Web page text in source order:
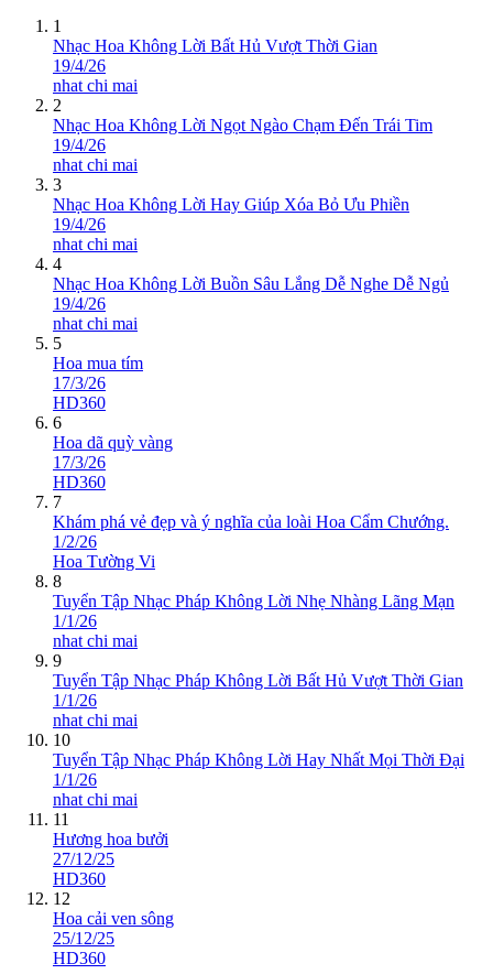
1
Nhạc Hoa Không Lời Bất Hủ Vượt Thời Gian
19/4/26
nhat chi mai
2
Nhạc Hoa Không Lời Ngọt Ngào Chạm Đến Trái Tim
19/4/26
nhat chi mai
3
Nhạc Hoa Không Lời Hay Giúp Xóa Bỏ Ưu Phiền
19/4/26
nhat chi mai
4
Nhạc Hoa Không Lời Buồn Sâu Lắng Dễ Nghe Dễ Ngủ
19/4/26
nhat chi mai
5
Hoa mua tím
17/3/26
HD360
6
Hoa dã quỳ vàng
17/3/26
HD360
7
Khám phá vẻ đẹp và ý nghĩa của loài Hoa Cẩm Chướng.
1/2/26
Hoa Tường Vi
8
Tuyển Tập Nhạc Pháp Không Lời Nhẹ Nhàng Lãng Mạn
1/1/26
nhat chi mai
9
Tuyển Tập Nhạc Pháp Không Lời Bất Hủ Vượt Thời Gian
1/1/26
nhat chi mai
10
Tuyển Tập Nhạc Pháp Không Lời Hay Nhất Mọi Thời Đại
1/1/26
nhat chi mai
11
Hương hoa bưởi
27/12/25
HD360
12
Hoa cải ven sông
25/12/25
HD360